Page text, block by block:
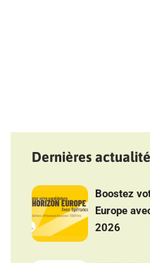
Dernières
Boostez
Europe
2026